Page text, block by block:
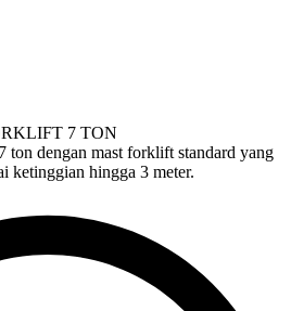
7 TON
ton dengan mast forklift standard yang
ketinggian hingga 3 meter.